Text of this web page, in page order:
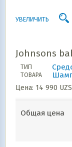
УВЕЛИЧИТЬ
Johnsons
ТИП
ТОВАРА
Цена: 14 990 UZS
Общая цена